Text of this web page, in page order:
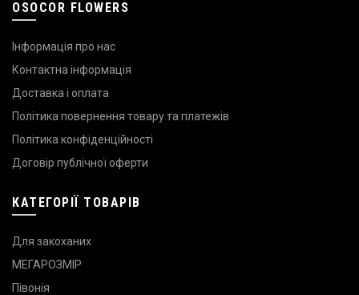
OSOCOR FLOWERS
Інформація про нас
Контактна інформація
Доставка і оплата
Політика повернення товару та платежів
Політика конфіденційності
Договір публічної оферти
КАТЕГОРІЇ ТОВАРІВ
Для закоханих
МЕГАРОЗМІР
Півонія